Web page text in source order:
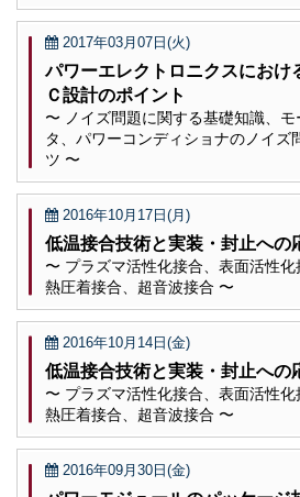
2017年03月07日(火)
パワーエレクトロニクスにおけ
Ｃ設計のポイント
〜 ノイズ問題に関する基礎知識、
タ、パワーコンディショナのノイズ
ツ 〜
2016年10月17日(月)
低温接合技術と実装・封止への
〜 プラズマ活性化接合、表面活性化
熱圧着接合、超音波接合 〜
2016年10月14日(金)
低温接合技術と実装・封止への
〜 プラズマ活性化接合、表面活性化
熱圧着接合、超音波接合 〜
2016年09月30日(金)